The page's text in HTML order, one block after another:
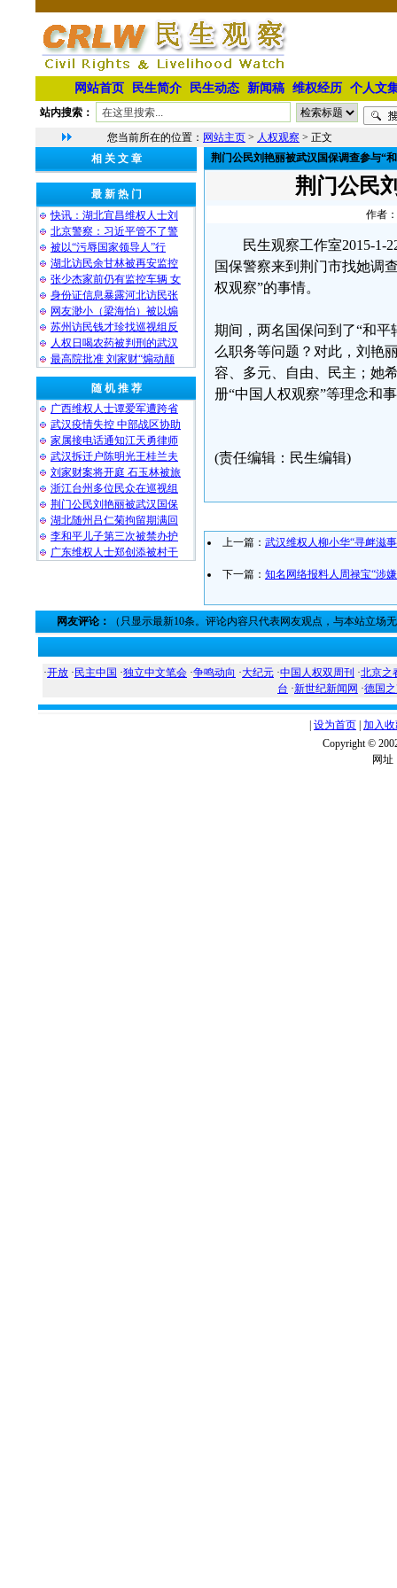
网站首页 民生简介 民生动态 新闻稿 维权经历 个人文
站内搜索：
您当前所在的位置： 网站主页 > 人权观察 > 正文
相 关 文 章
最 新 热 门
快讯：湖北宜昌维权人士刘
北京警察：习近平管不了警
被以“污辱国家领导人”行
湖北访民余甘林被再安监控
张少杰家前仍有监控车辆 女
身份证信息暴露河北访民张
网友渺小（梁海怡）被以煽
苏州访民钱才珍找巡视组反
人权日喝农药被判刑的武汉
最高院批准 刘家财“煽动颠
随 机 推 荐
广西维权人士谭爱军遭跨省
武汉疫情失控 中部战区协助
家属接电话通知江天勇律师
武汉拆迁户陈明光王桂兰夫
刘家财案将开庭 石玉林被旅
浙江台州多位民众在巡视组
荆门公民刘艳丽被武汉国保
湖北随州吕仁菊拘留期满回
李和平儿子第三次被禁办护
广东维权人士郑创添被村干
荆门公民刘艳丽被武汉国保调查参与“
荆门公民
作者
民生观察工作室2015-1-
国保警察来到荆门市找她调
权观察”的事情。
期间，两名国保问到了“和平
么职务等问题？对此，刘艳
容、多元、自由、民主；她
册“中国人权观察”等理念和
(责任编辑：民生编辑)
上一篇： 武汉维权人柳小华“寻衅滋
下一篇： 知名网络报料人周禄宝“涉
网友评论： （只显示最新10条。评论内容只代表网友观点，与本站立场
·开放 · 民主中国 ·独立中文笔会 ·争鸣动向 ·大纪元 ·中国人权双周刊 ·北京之
台 ·新世纪新闻网 ·德国
设为首页 加入
Copyright ©
网址